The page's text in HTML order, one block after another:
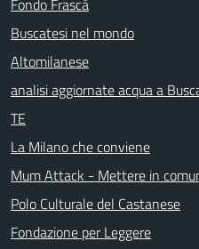
Fondo Frascà
Buscatesi nel mondo
Altomilanese
analisi aggiornate acqua a
TE
La Milano che conviene
Mum Attack - Mettere in
Polo Culturale del Castanese
Fondazione per Leggere